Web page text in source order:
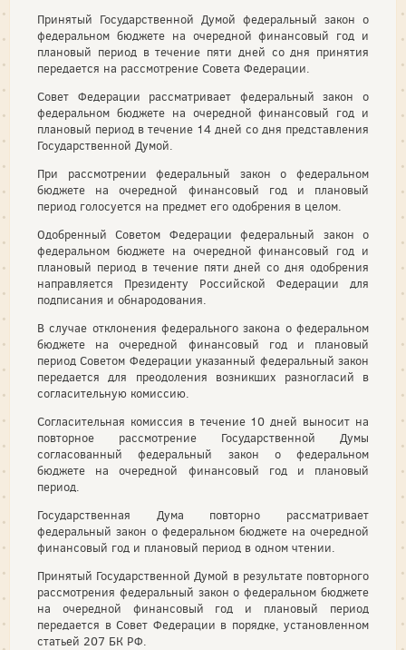
Принятый Государственной Думой федеральный закон о
федеральном бюджете на очередной финансовый год и
плановый период в течение пяти дней со дня принятия
передается на рассмотрение Совета Федерации.
Совет Федерации рассматривает федеральный закон о
федеральном бюджете на очередной финансовый год и
плановый период в течение 14 дней со дня представления
Государственной Думой.
При рассмотрении федеральный закон о федеральном
бюджете на очередной финансовый год и плановый
период голосуется на предмет его одобрения в целом.
Одобренный Советом Федерации федеральный закон о
федеральном бюджете на очередной финансовый год и
плановый период в течение пяти дней со дня одобрения
направляется Президенту Российской Федерации для
подписания и обнародования.
В случае отклонения федерального закона о федеральном
бюджете на очередной финансовый год и плановый
период Советом Федерации указанный федеральный закон
передается для преодоления возникших разногласий в
согласительную комиссию.
Согласительная комиссия в течение 10 дней выносит на
повторное рассмотрение Государственной Думы
согласованный федеральный закон о федеральном
бюджете на очередной финансовый год и плановый
период.
Государственная Дума повторно рассматривает
федеральный закон о федеральном бюджете на очередной
финансовый год и плановый период в одном чтении.
Принятый Государственной Думой в результате повторного
рассмотрения федеральный закон о федеральном бюджете
на очередной финансовый год и плановый период
передается в Совет Федерации в порядке, установленном
статьей 207 БК РФ.